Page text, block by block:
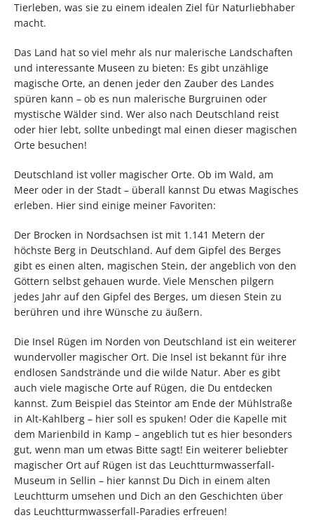
Tierleben, was sie zu einem idealen Ziel für Naturliebhaber
macht.
Das Land hat so viel mehr als nur malerische Landschaften
und interessante Museen zu bieten: Es gibt unzählige
magische Orte, an denen jeder den Zauber des Landes
spüren kann – ob es nun malerische Burgruinen oder
mystische Wälder sind. Wer also nach Deutschland reist
oder hier lebt, sollte unbedingt mal einen dieser magischen
Orte besuchen!
Deutschland ist voller magischer Orte. Ob im Wald, am
Meer oder in der Stadt – überall kannst Du etwas Magisches
erleben. Hier sind einige meiner Favoriten:
Der Brocken in Nordsachsen ist mit 1.141 Metern der
höchste Berg in Deutschland. Auf dem Gipfel des Berges
gibt es einen alten, magischen Stein, der angeblich von den
Göttern selbst gehauen wurde. Viele Menschen pilgern
jedes Jahr auf den Gipfel des Berges, um diesen Stein zu
berühren und ihre Wünsche zu äußern.
Die Insel Rügen im Norden von Deutschland ist ein weiterer
wundervoller magischer Ort. Die Insel ist bekannt für ihre
endlosen Sandstrände und die wilde Natur. Aber es gibt
auch viele magische Orte auf Rügen, die Du entdecken
kannst. Zum Beispiel das Steintor am Ende der Mühlstraße
in Alt-Kahlberg – hier soll es spuken! Oder die Kapelle mit
dem Marienbild in Kamp – angeblich tut es hier besonders
gut, wenn man um etwas Bitte sagt! Ein weiterer beliebter
magischer Ort auf Rügen ist das Leuchtturmwasserfall-
Museum in Sellin – hier kannst Du Dich in einem alten
Leuchtturm umsehen und Dich an den Geschichten über
das Leuchtturmwasserfall-Paradies erfreuen!